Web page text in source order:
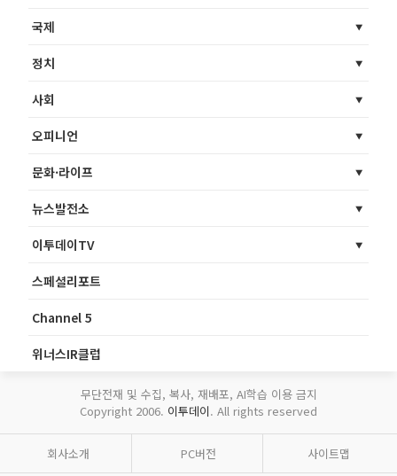
국제
정치
사회
오피니언
문화·라이프
뉴스발전소
이투데이TV
스페셜리포트
Channel 5
위너스IR클럽
무단전재 및 수집, 복사, 재배포, AI학습 이용 금지
Copyright 2006. 이투데이. All rights reserved
회사소개 PC버전 사이트맵